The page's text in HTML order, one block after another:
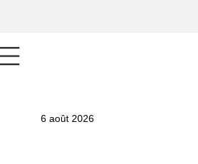
6 août 2026